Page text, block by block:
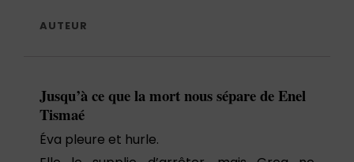
AUTEUR
Jusqu’à ce que la mort nous sépare de Enel
Tismaé
Éva pleure et hurle.